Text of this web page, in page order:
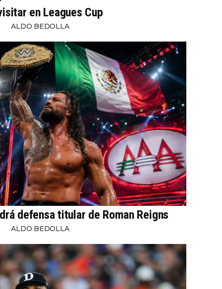
en Leagues Cup
ALDO BEDOLLA
defensa titular de Roman Reigns
ALDO BEDOLLA